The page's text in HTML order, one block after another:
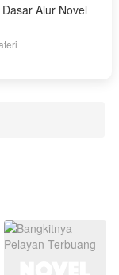
Alur Novel